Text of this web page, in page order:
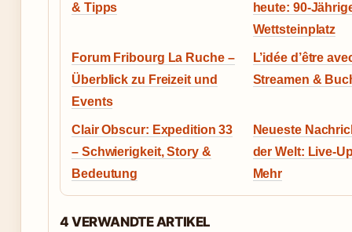
& Tipps
heute: 90-
Wettsteinplatz
Forum Fribourg La Ruche –
Überblick zu Freizeit und
Events
L’idée d’être
Streamen &
Clair Obscur: Expedition 33
– Schwierigkeit, Story &
Bedeutung
Neueste
der Welt: Live-
Mehr
4 VERWANDTE ARTIKEL